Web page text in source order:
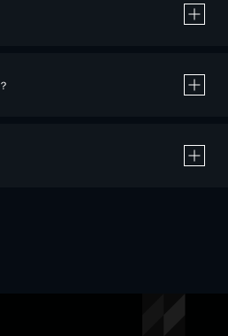
トカード決済による作品の購入 / レンタルです。
購入 / レンタルは、20％のポイント還元です。